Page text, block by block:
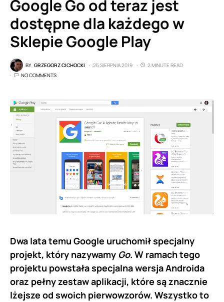
Google Go od teraz jest
dostępne dla każdego w
Sklepie Google Play
BY GRZEGORZ CICHOCKI 25 SIERPNIA 2019
2 MINUTE READ
NO COMMENTS
Dwa lata temu Google uruchomił specjalny
projekt, który nazywamy Go. W ramach tego
projektu powstała specjalna wersja Androida
oraz pełny zestaw aplikacji, które są znacznie
lżejsze od swoich pierwowzorów. Wszystko to